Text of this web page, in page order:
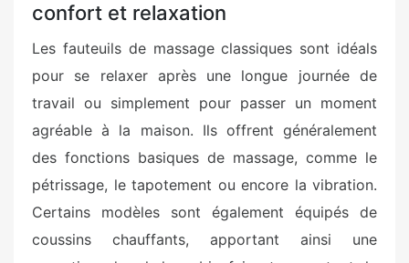
confort et relaxation
Les fauteuils de massage classiques sont idéals
pour se relaxer après une longue journée de
travail ou simplement pour passer un moment
agréable à la maison. Ils offrent généralement
des fonctions basiques de massage, comme le
pétrissage, le tapotement ou encore la vibration.
Certains modèles sont également équipés de
coussins chauffants, apportant ainsi une